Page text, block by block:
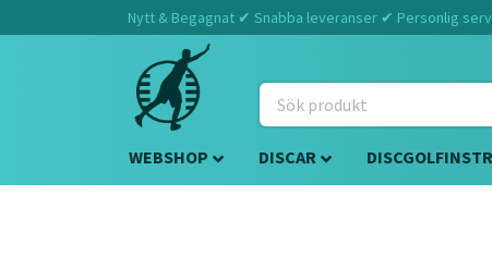
Nytt & Begagnat ✔ Snabba leveranser ✔ Personlig
WEBSHOP DISCAR